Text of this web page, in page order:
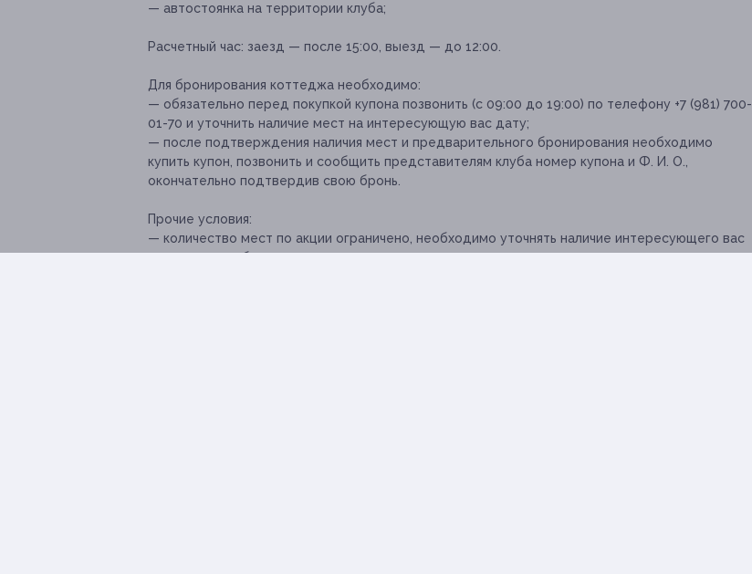
— автостоянка на территории клуба;
Расчетный час: заезд — после 15:00, выезд — до 12:00.
Для бронирования коттеджа необходимо:
— обязательно перед покупкой купона позвонить (с 09:00 до 19:00) по телефону +7 (981) 700-
01-70 и уточнить наличие мест на интересующую вас дату;
— после подтверждения наличия мест и предварительного бронирования необходимо
купить купон, позвонить и сообщить представителям клуба номер купона и Ф. И. О.,
окончательно подтвердив свою бронь.
Прочие условия:
— количество мест по акции ограничено, необходимо уточнять наличие интересующего вас
коттеджа при бронировании;